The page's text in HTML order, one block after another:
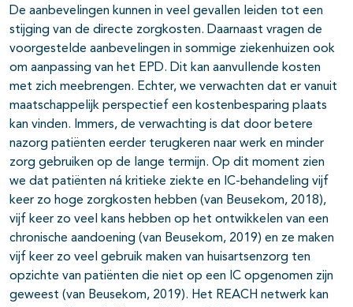
De aanbevelingen kunnen in veel gevallen leiden tot een
stijging van de directe zorgkosten. Daarnaast vragen de
voorgestelde aanbevelingen in sommige ziekenhuizen ook
om aanpassing van het EPD. Dit kan aanvullende kosten
met zich meebrengen. Echter, we verwachten dat er vanuit
maatschappelijk perspectief een kostenbesparing plaats
kan vinden. Immers, de verwachting is dat door betere
nazorg patiënten eerder terugkeren naar werk en minder
zorg gebruiken op de lange termijn. Op dit moment zien
we dat patiënten ná kritieke ziekte en IC-behandeling vijf
keer zo hoge zorgkosten hebben (van Beusekom, 2018),
vijf keer zo veel kans hebben op het ontwikkelen van een
chronische aandoening (van Beusekom, 2019) en ze maken
vijf keer zo veel gebruik maken van huisartsenzorg ten
opzichte van patiënten die niet op een IC opgenomen zijn
geweest (van Beusekom, 2019). Het REACH netwerk kan